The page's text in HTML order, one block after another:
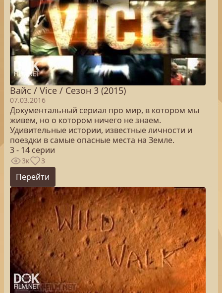
Вайс / Vice / Сезон 3 (2015)
07.03.2016
Документальный сериал про мир, в котором мы
живем, но о котором ничего не знаем.
Удивительные истории, известные личности и
поездки в самые опасные места на Земле.
3 - 14 серии
3к 3
Перейти